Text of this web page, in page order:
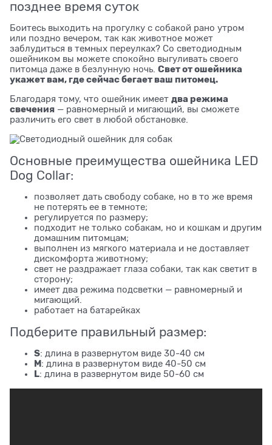
позднее время суток
Боитесь выходить на прогулку с собакой рано утром
или поздно вечером, так как животное может
заблудиться в темных переулках? Со светодиодным
ошейником вы можете спокойно выгуливать своего
питомца даже в безлунную ночь. Свет от ошейника
укажет вам, где сейчас бегает ваш питомец.
Благодаря тому, что ошейник имеет два режима
свечения — равномерный и мигающий, вы сможете
различить его свет в любой обстановке.
Основные преимущества ошейника LED
Dog Collar:
позволяет дать свободу собаке, но в то же время
не потерять ее в темноте;
регулируется по размеру;
подходит не только собакам, но и кошкам и другим
домашним питомцам;
выполнен из мягкого материала и не доставляет
дискомфорта животному;
свет не раздражает глаза собаки, так как светит в
сторону;
имеет два режима подсветки — равномерный и
мигающий.
работает на батарейках
Подберите правильный размер:
S: длина в развернутом виде 30-40 см
M: длина в развернутом виде 40-50 см
L: длина в развернутом виде 50-60 см